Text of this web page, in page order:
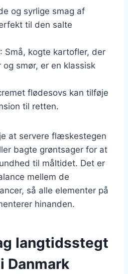
og syrlige smag af
til den salte
: Små, kogte kartofler, der
smør, er en klassisk
flødesovs kan tilføje
til retten.
at servere flæskestegen
bagte grøntsager for at
til måltidet. Det er
mellem de
så alle elementer på
hinanden.
langtidsstegt